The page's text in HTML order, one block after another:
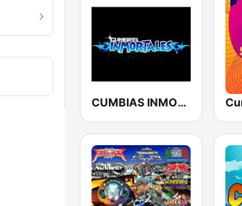
CUMBIAS INMORTALES MIX RADIO